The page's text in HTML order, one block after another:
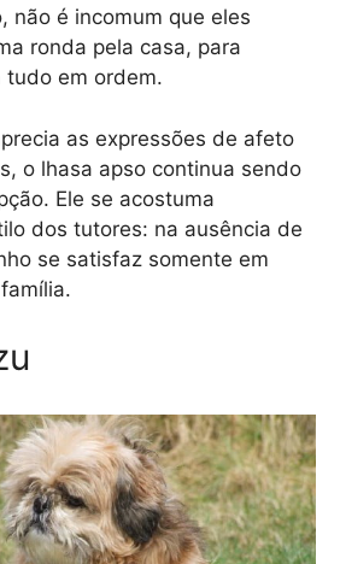
não é incomum que eles
ronda pela casa, para
tudo em ordem.
as expressões de afeto
o lhasa apso continua sendo
Ele se acostuma
dos tutores: na ausência de
se satisfaz somente em